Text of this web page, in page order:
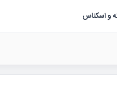
و اسکناس